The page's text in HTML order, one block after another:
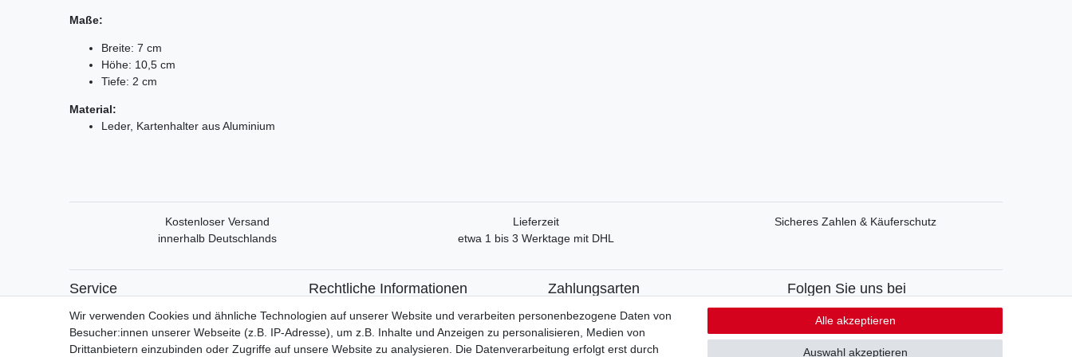
Maße:
Breite: 7 cm
Höhe: 10,5 cm
Tiefe: 2 cm
Material:
Leder, Kartenhalter aus Aluminium
Kostenloser Versand
innerhalb Deutschlands
Lieferzeit
etwa 1 bis 3 Werktage mit DHL
Sicheres Zahlen & Käuferschutz
Service
Mein Konto
Versand & Retoure
Rechtliche Informationen
Widerrufsrecht
Widerrufsformular
Datenschutzerklärung
Zahlungsarten
Paypal
Kreditkarte
Lastschrift
Folgen Sie uns bei
Facebook
Instagram
Wir verwenden Cookies und ähnliche Technologien auf unserer Website und verarbeiten personenbezogene Daten von
Besucher:innen unserer Webseite (z.B. IP-Adresse), um z.B. Inhalte und Anzeigen zu personalisieren, Medien von
Drittanbietern einzubinden oder Zugriffe auf unsere Website zu analysieren. Die Datenverarbeitung erfolgt erst durch
Alle akzeptieren
Auswahl akzeptieren